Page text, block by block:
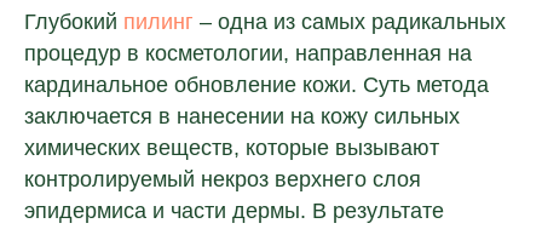
Глубокий пилинг – одна из самых радикальных
процедур в косметологии, направленная на
кардинальное обновление кожи. Суть метода
заключается в нанесении на кожу сильных
химических веществ, которые вызывают
контролируемый некроз верхнего слоя
эпидермиса и части дермы. В результате